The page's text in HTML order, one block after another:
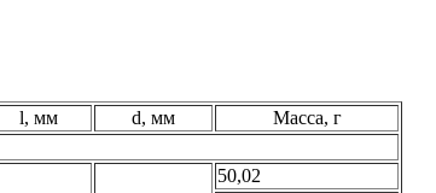
l, мм d, мм
Масса, г
50,02